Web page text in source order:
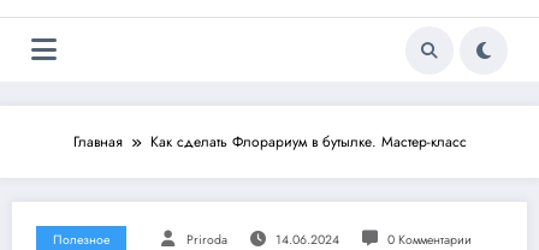
Главная Как сделать Флорариум в бутылке. Мастер-класс
Полезное Priroda 14.06.2024 0 Комментарии